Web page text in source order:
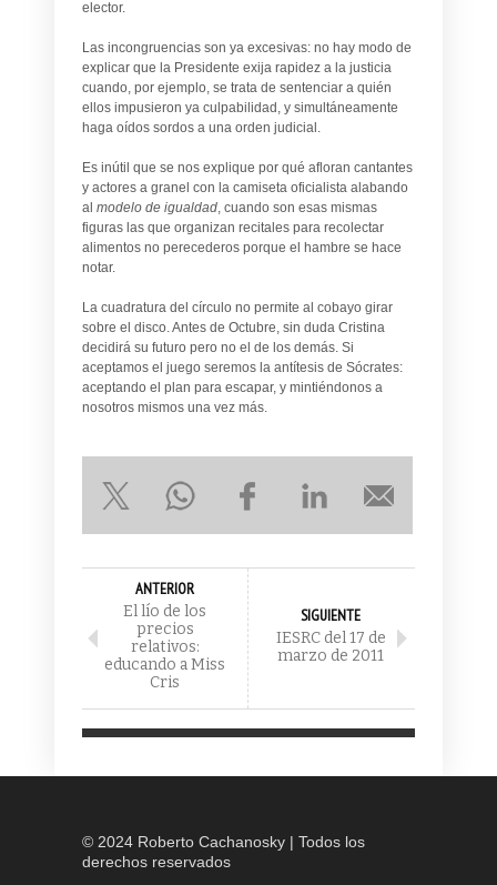
elector.
Las incongruencias son ya excesivas: no hay modo de
explicar que la Presidente exija rapidez a la justicia
cuando, por ejemplo, se trata de sentenciar a quién
ellos impusieron ya culpabilidad, y simultáneamente
haga oídos sordos a una orden judicial.
Es inútil que se nos explique por qué afloran cantantes
y actores a granel con la camiseta oficialista alabando
al modelo de igualdad , cuando son esas mismas
figuras las que organizan recitales para recolectar
alimentos no perecederos porque el hambre se hace
notar.
La cuadratura del círculo no permite al cobayo girar
sobre el disco. Antes de Octubre, sin duda Cristina
decidirá su futuro pero no el de los demás. Si
aceptamos el juego seremos la antítesis de Sócrates:
aceptando el plan para escapar, y mintiéndonos a
nosotros mismos una vez más.
ANTERIOR
El lío de los
precios
relativos:
educando a Miss
Cris
SIGUIENTE
IESRC del 17 de
marzo de 2011
© 2024 Roberto Cachanosky | Todos los
derechos reservados